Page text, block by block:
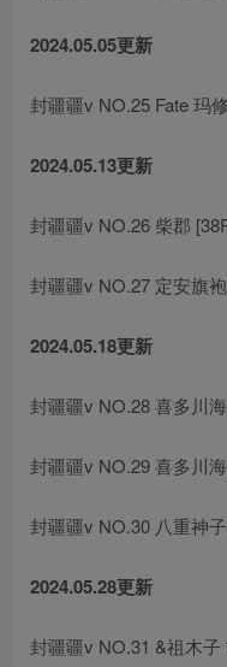
2024.05.05更新
封疆疆v NO.25 Fate 玛
2024.05.13更新
封疆疆v NO.26 柴郡
封疆疆v NO.27 定安旗
2024.05.18更新
封疆疆v NO.28 喜多川
封疆疆v NO.29 喜多川
封疆疆v NO.30 八重神
2024.05.28更新
封疆疆v NO.31 &祖木